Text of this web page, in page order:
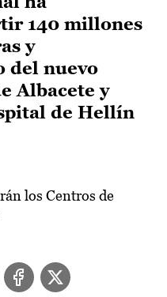
140 millones
y
del nuevo
Albacete y
de Hellín
los Centros de